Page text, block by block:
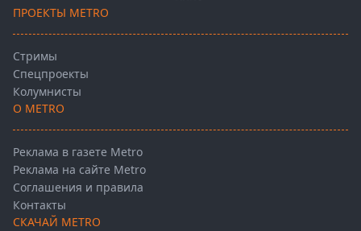
ПРОЕКТЫ METRO
Стримы
Спецпроекты
Колумнисты
О METRO
Реклама в газете Metro
Реклама на сайте Metro
Соглашения и правила
Контакты
СКАЧАЙ METRO